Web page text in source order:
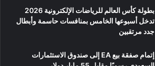
بطولة كأس العالم للرياضات الإلكترونية 2026
تدخل أسبوعها الخامس بمنافسات حاسمة وأبطال
جدد مرتقبين
إتمام صفقة بيع EA إلى صندوق الاستثمارات